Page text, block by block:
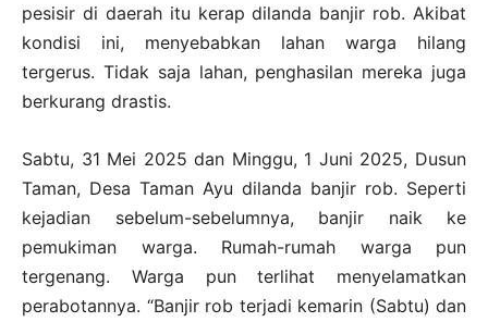
pesisir di daerah itu kerap dilanda banjir rob. Akibat
kondisi ini, menyebabkan lahan warga hilang
tergerus. Tidak saja lahan, penghasilan mereka juga
berkurang drastis.
Sabtu, 31 Mei 2025 dan Minggu, 1 Juni 2025, Dusun
Taman, Desa Taman Ayu dilanda banjir rob. Seperti
kejadian sebelum-sebelumnya, banjir naik ke
pemukiman warga. Rumah-rumah warga pun
tergenang. Warga pun terlihat menyelamatkan
perabotannya. “Banjir rob terjadi kemarin (Sabtu) dan